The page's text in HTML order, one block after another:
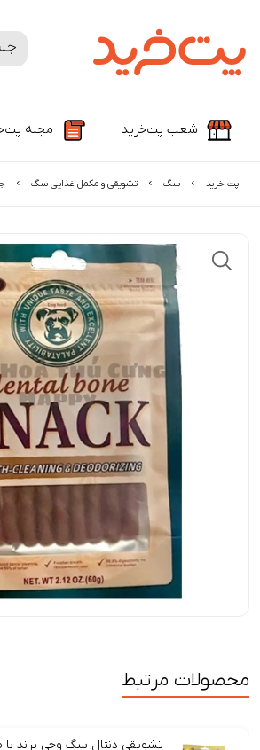
شعب پت‌خرید مجله
پت خرید سگ تشویقی و مکمل غذایی سگ
محصولات مرتبط
تشویقی دنتال سگ وجی برند